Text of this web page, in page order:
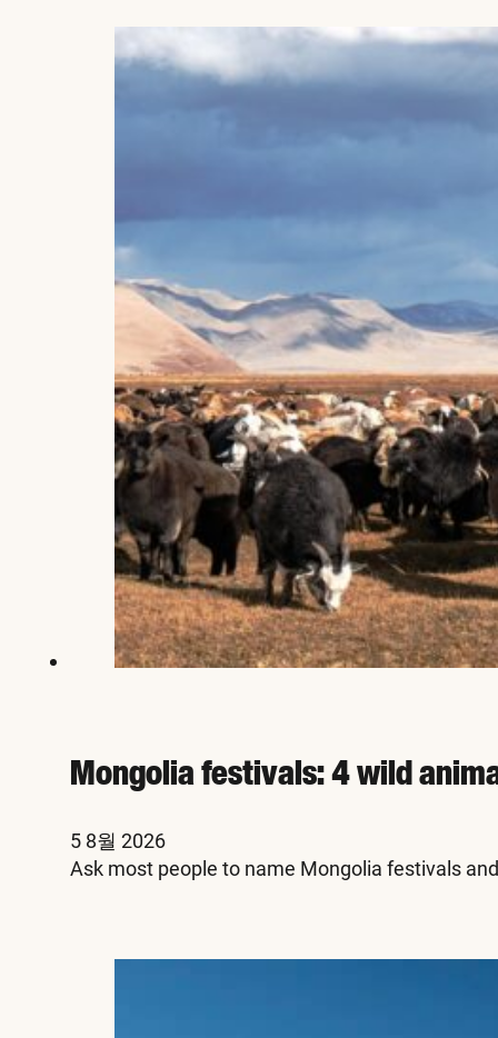
Mongolia festivals: 4 wild
5 8월 2026
Ask most people to name Mongolia festivals